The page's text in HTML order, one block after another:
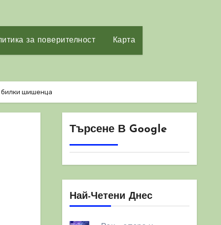
за поверителност Карта
билки шишенца
Търсене В Google
Най-Четени Днес